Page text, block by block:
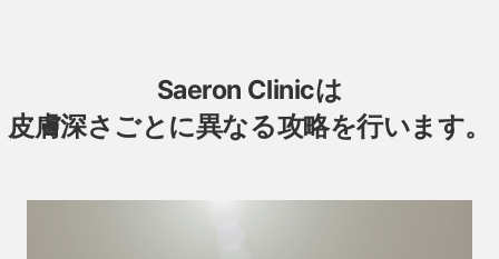
Saeron Clinicは
皮膚深さごとに異なる攻略を行います。